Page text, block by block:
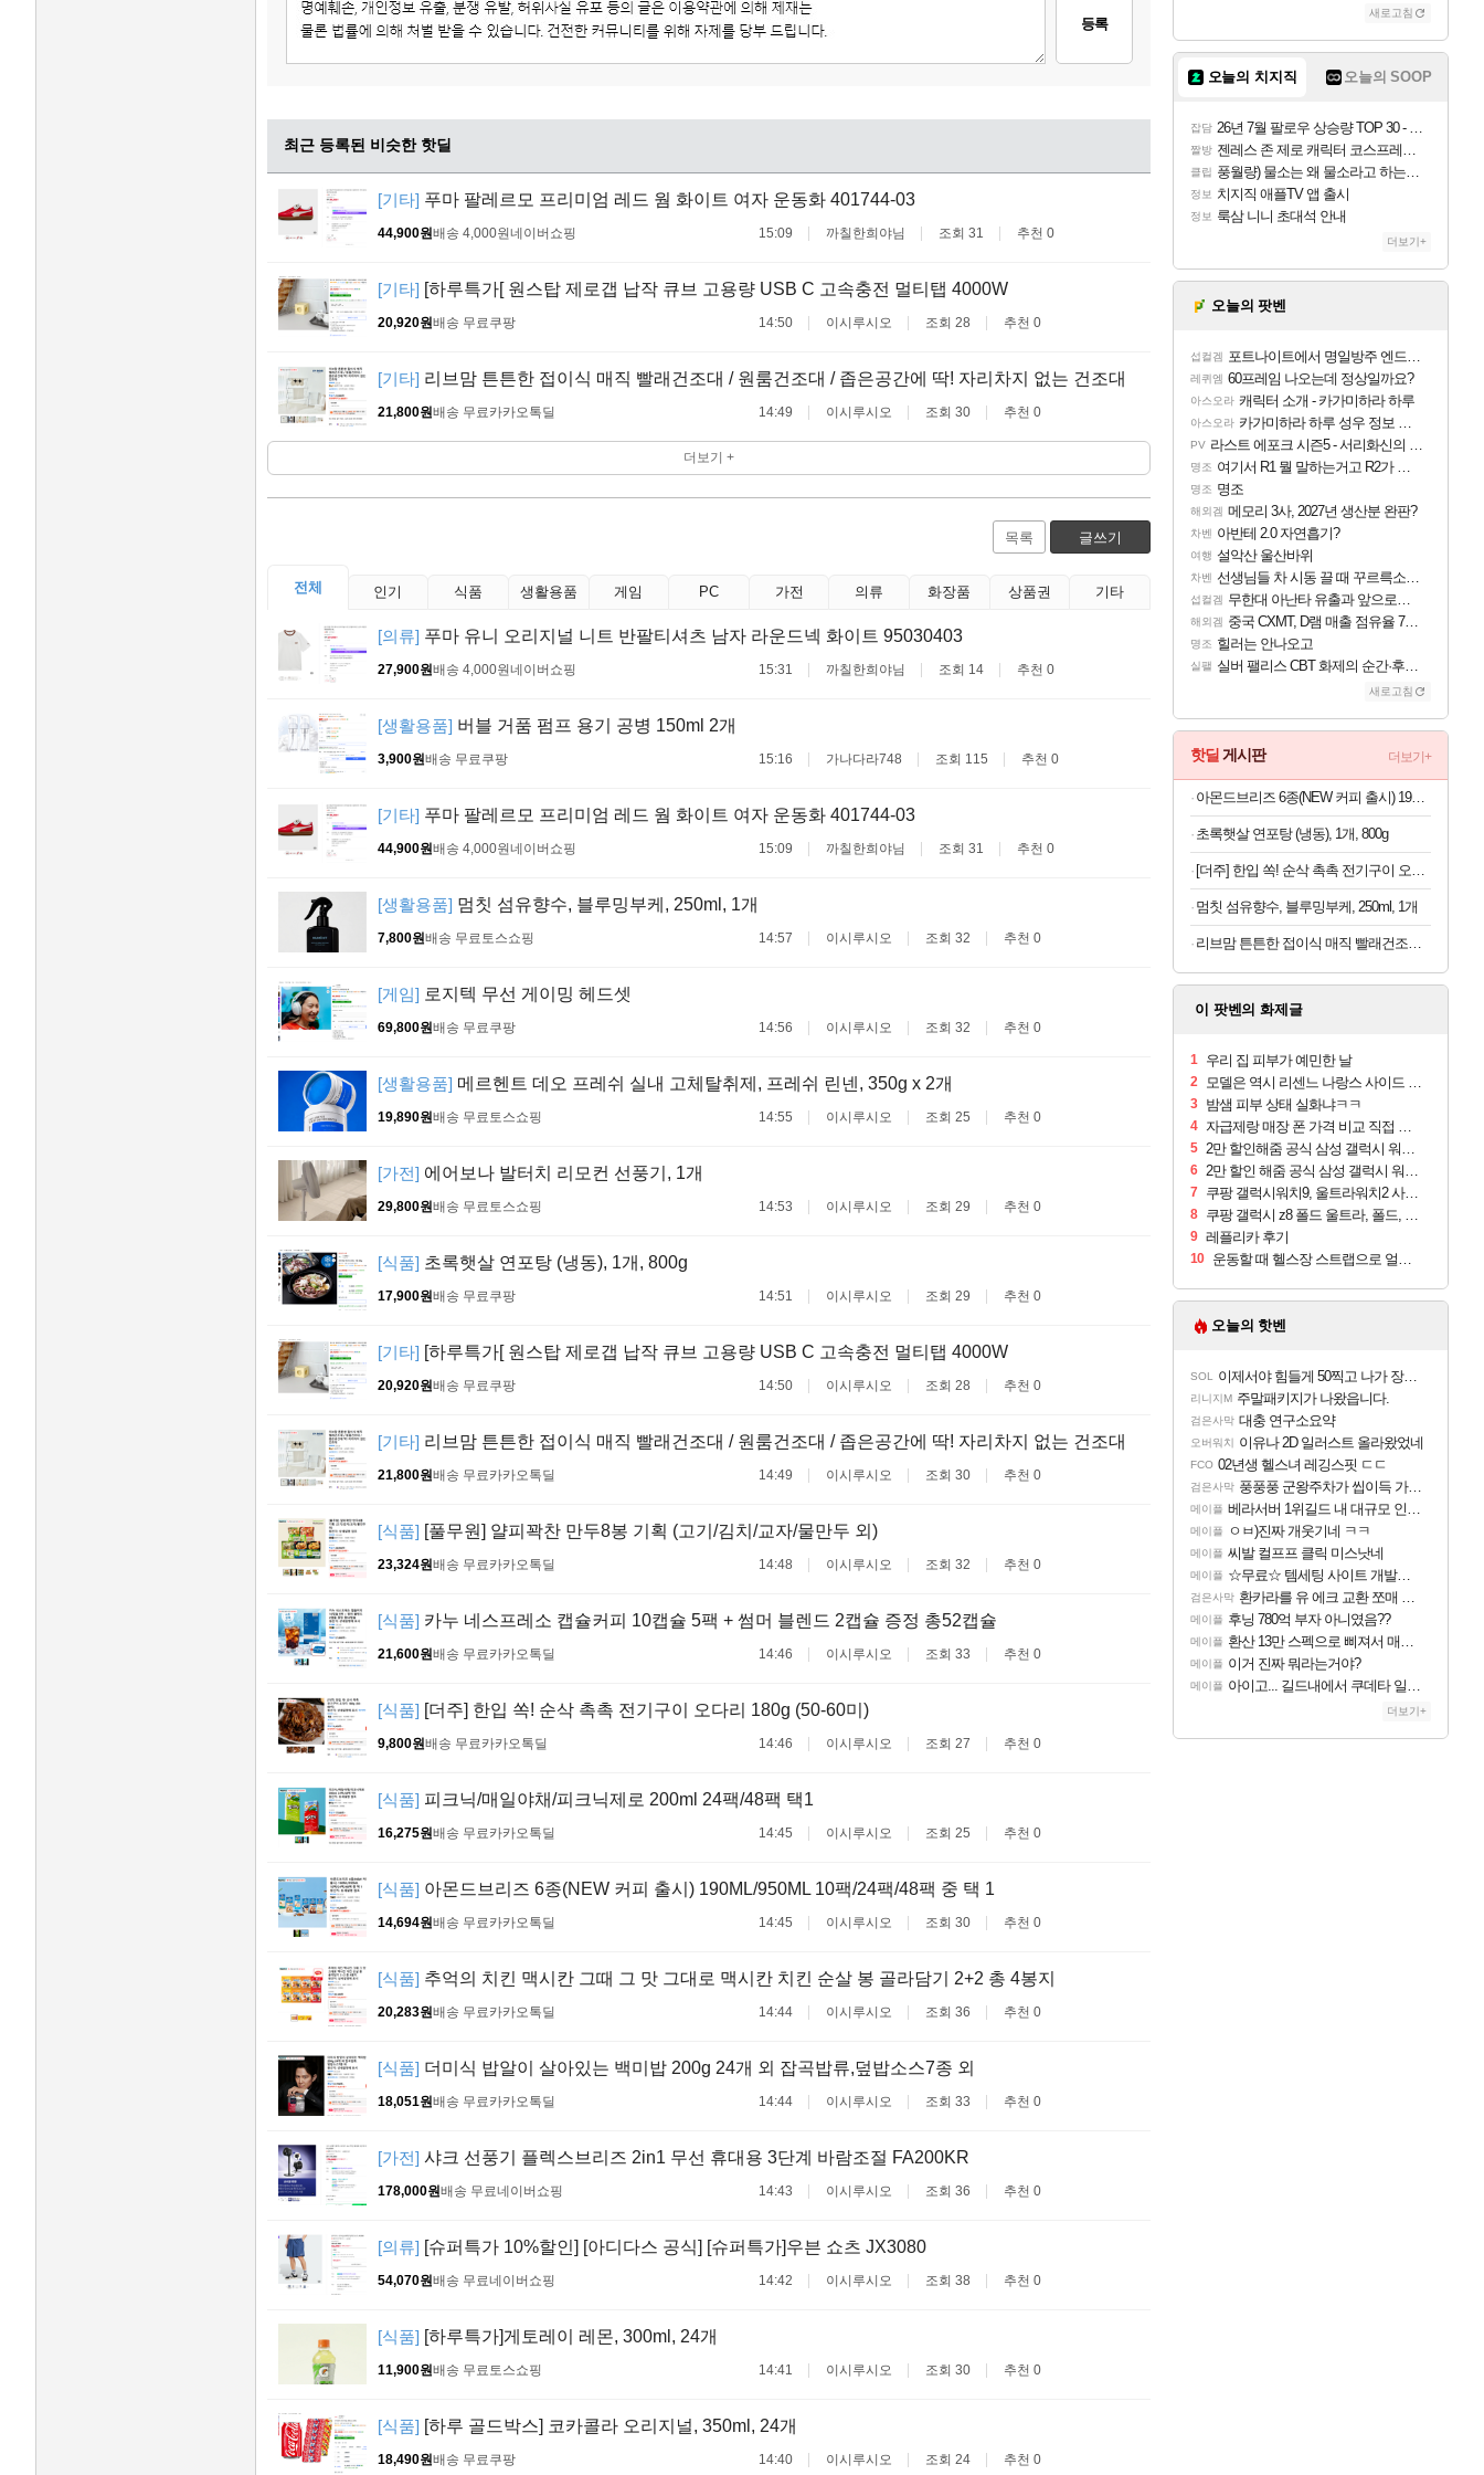
등록
최근 등록된 비슷한 핫딜
[기타] 푸마 팔레르모 프리미엄 레드 웜 화이트 여자 운동화 401744-03
44,900원배송 4,000원네이버쇼핑 15:09 까칠한희야님 조회 31 추천 0
[기타] [하루특가[ 원스탑 제로갭 납작 큐브 고용량 USB C 고속충전 멀티탭 4000W
20,920원배송 무료쿠팡 14:50 이시루시오 조회 28 추천 0
[기타] 리브맘 튼튼한 접이식 매직 빨래건조대 / 원룸건조대 / 좁은공간에 딱! 자리차지 없는 건조대
21,800원배송 무료카카오톡딜 14:49 이시루시오 조회 30 추천 0
더보기 +
목록 글쓰기
전체 인기 식품 생활용품 게임 PC 가전 의류 화장품 상품권 기타
[의류] 푸마 유니 오리지널 니트 반팔티셔츠 남자 라운드넥 화이트 95030403
27,900원배송 4,000원네이버쇼핑 15:31 까칠한희야님 조회 14 추천 0
[생활용품] 버블 거품 펌프 용기 공병 150ml 2개
3,900원배송 무료쿠팡 15:16 가나다라748 조회 115 추천 0
[기타] 푸마 팔레르모 프리미엄 레드 웜 화이트 여자 운동화 401744-03
44,900원배송 4,000원네이버쇼핑 15:09 까칠한희야님 조회 31 추천 0
[생활용품] 멈칫 섬유향수, 블루밍부케, 250ml, 1개
7,800원배송 무료토스쇼핑 14:57 이시루시오 조회 32 추천 0
[게임] 로지텍 무선 게이밍 헤드셋
69,800원배송 무료쿠팡 14:56 이시루시오 조회 32 추천 0
[생활용품] 메르헨트 데오 프레쉬 실내 고체탈취제, 프레쉬 린넨, 350g x 2개
19,890원배송 무료토스쇼핑 14:55 이시루시오 조회 25 추천 0
[가전] 에어보나 발터치 리모컨 선풍기, 1개
29,800원배송 무료토스쇼핑 14:53 이시루시오 조회 29 추천 0
[식품] 초록햇살 연포탕 (냉동), 1개, 800g
17,900원배송 무료쿠팡 14:51 이시루시오 조회 29 추천 0
[기타] [하루특가[ 원스탑 제로갭 납작 큐브 고용량 USB C 고속충전 멀티탭 4000W
20,920원배송 무료쿠팡 14:50 이시루시오 조회 28 추천 0
[기타] 리브맘 튼튼한 접이식 매직 빨래건조대 / 원룸건조대 / 좁은공간에 딱! 자리차지 없는 건조대
21,800원배송 무료카카오톡딜 14:49 이시루시오 조회 30 추천 0
[식품] [풀무원] 얄피꽉찬 만두8봉 기획 (고기/김치/교자/물만두 외)
23,324원배송 무료카카오톡딜 14:48 이시루시오 조회 32 추천 0
[식품] 카누 네스프레소 캡슐커피 10캡슐 5팩 + 썸머 블렌드 2캡슐 증정 총52캡슐
21,600원배송 무료카카오톡딜 14:46 이시루시오 조회 33 추천 0
[식품] [더주] 한입 쏙! 순삭 촉촉 전기구이 오다리 180g (50-60미)
9,800원배송 무료카카오톡딜 14:46 이시루시오 조회 27 추천 0
[식품] 피크닉/매일야채/피크닉제로 200ml 24팩/48팩 택1
16,275원배송 무료카카오톡딜 14:45 이시루시오 조회 25 추천 0
[식품] 아몬드브리즈 6종(NEW 커피 출시) 190ML/950ML 10팩/24팩/48팩 중 택 1
14,694원배송 무료카카오톡딜 14:45 이시루시오 조회 30 추천 0
[식품] 추억의 치킨 맥시칸 그때 그 맛 그대로 맥시칸 치킨 순살 봉 골라담기 2+2 총 4봉지
20,283원배송 무료카카오톡딜 14:44 이시루시오 조회 36 추천 0
[식품] 더미식 밥알이 살아있는 백미밥 200g 24개 외 잡곡밥류,덮밥소스7종 외
18,051원배송 무료카카오톡딜 14:44 이시루시오 조회 33 추천 0
[가전] 샤크 선풍기 플렉스브리즈 2in1 무선 휴대용 3단계 바람조절 FA200KR
178,000원배송 무료네이버쇼핑 14:43 이시루시오 조회 36 추천 0
[의류] [슈퍼특가 10%할인] [아디다스 공식] [슈퍼특가]우븐 쇼츠 JX3080
54,070원배송 무료네이버쇼핑 14:42 이시루시오 조회 38 추천 0
[식품] [하루특가]게토레이 레몬, 300ml, 24개
11,900원배송 무료토스쇼핑 14:41 이시루시오 조회 30 추천 0
[식품] [하루 골드박스] 코카콜라 오리지널, 350ml, 24개
18,490원배송 무료쿠팡 14:40 이시루시오 조회 24 추천 0
새로고침
오늘의 치지직 오늘의 SOOP
잡담 26년 7월 팔로우 상승량 TOP 30 - 월간 치지직
짤방 젠레스 존 제로 캐릭터 코스프레한 꽁주
클립 풍월량) 물소는 왜 물소라고 하는거야? 아! 그만 ㅋㅋ
정보 치지직 애플TV 앱 출시
정보 룩삼 니니 초대석 안내
더보기+
오늘의 팟벤
섭컬겜 포트나이트에서 명일방주 엔드필드 [펠리카] 판매 예정
레퀴엠 60프레임 나오는데 정상일까요?
아스오라 캐릭터 소개 - 카가미하라 하루
아스오라 카가미하라 하루 성우 정보 및 주요 필모
PV 라스트 에포크 시즌5 - 서리화신의 분노 티저
명조 여기서 R1 뭘 말하는거고 R2가 뭘말하는걸까요?
명조 명조
해외겜 메모리 3사, 2027년 생산분 완판?
차벤 아반테 2.0 자연흡기?
여행 설악산 울산바위
차벤 선생님들 차 시동 끌 때 꾸르륵소리나는데
섭컬겜 무한대 아난타 유출과 앞으로의 예상 (루머)
해외겜 중국 CXMT, D램 매출 점유율 7%…글로벌 4위로 부상
명조 힐러는 안나오고
실팰 실버 팰리스 CBT 화제의 순간·후기 모음
새로고침
핫딜 게시판 더보기+
아몬드브리즈 6종(NEW 커피 출시) 190ML/950ML 10팩/24팩/48팩 중 택 1
초록햇살 연포탕 (냉동), 1개, 800g
[더주] 한입 쏙! 순삭 촉촉 전기구이 오다리 180g (50-60미)
멈칫 섬유향수, 블루밍부케, 250ml, 1개
리브맘 튼튼한 접이식 매직 빨래건조대 / 원룸건조대 / 좁은공간에 딱! 자리차지 없는 건조대
이 팟벤의 화제글
1 우리 집 피부가 예민한 날
2 모델은 역시 리센느 나랑스 사이드 1.25L 1박스
3 밤샘 피부 상태 실화냐ㅋㅋ
4 자급제랑 매장 폰 가격 비교 직접 안가도 되네요
5 2만 할인해줌 공식 삼성 갤럭시 워치9 크림, 40mm, 블루투스
6 2만 할인 해줌 공식 삼성 갤럭시 워치9 실버, 44mm, 블루투스
7 쿠팡 갤럭시워치9, 울트라워치2 사전구매 혜택 받아보세요
8 쿠팡 갤럭시 z8 폴드 울트라, 폴드, 플립 사전예약
9 레플리카 후기
10 운동할 때 헬스장 스트랩으로 얼굴 만졌다가 볼 뒤집어짐
오늘의 핫벤
SOL 이제서야 힘들게 50찍고 나가 장궁 받았는데...
리니지M 주말패키지가 나왔읍니다.
검은사막 대충 연구소요약
오버워치 이유나 2D 일러스트 올라왔었네
FCO 02년생 헬스녀 레깅스핏 ㄷㄷ
검은사막 풍풍풍 군왕주차가 씹이득 가성비라고 ????
메이플 베라서버 1위길드 내 대규모 인원이탈종용 추정사건
메이플 ㅇㅂ)진짜 개웃기네 ㅋㅋ
메이플 씨발 컬프프 클릭 미스낫네
메이플 ☆무료☆ 템세팅 사이트 개발자입니다
검은사막 환카라를 유 에크 교환 쪼매 서운함..
메이플 후닝 780억 부자 아니였음??
메이플 환산 13만 스펙으로 삐져서 매주 수로 10만점 치고있으면 ㅋㅋ
메이플 이거 진짜 뭐라는거야?
메이플 아이고... 길드내에서 쿠데타 일어났네
더보기+